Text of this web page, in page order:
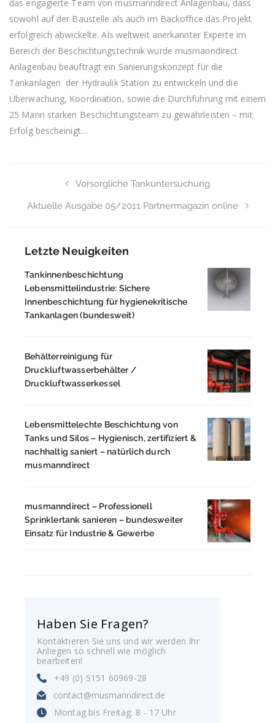
das engagierte Team von musmanndirect Anlagenbau, dass
sowohl auf der Baustelle als auch im Backoffice das Projekt
erfolgreich abwickelte. Als weltweit anerkannter Experte im
Bereich der Beschichtungstechnik wurde musmanndirect
Anlagenbau beauftragt ein Sanierungskonzept für die
Tankanlagen der Hydraulik Station zu entwickeln und die
Überwachung, Koordination, sowie die Durchführung mit einem
25 Mann starken Beschichtungsteam zu gewährleisten – mit
Erfolg bescheinigt…
Vorsorgliche Tankuntersuchung
Aktuelle Ausgabe 05/2011 Partnermagazin online
Letzte Neuigkeiten
Tankinnenbeschichtung
Lebensmittelindustrie: Sichere
Innenbeschichtung für hygienekritische
Tankanlagen (bundesweit)
Behälterreinigung für
Druckluftwasserbehälter /
Druckluftwasserkessel
Lebensmittelechte Beschichtung von
Tanks und Silos – Hygienisch, zertifiziert &
nachhaltig saniert – natürlich durch
musmanndirect
musmanndirect – Professionell
Sprinklertank sanieren – bundesweiter
Einsatz für Industrie & Gewerbe
Haben Sie Fragen?
Kontaktieren Sie uns und wir werden Ihr
Anliegen so schnell wie möglich
bearbeiten!
+49 (0) 5151 60969-28
contact@musmanndirect.de
Montag bis Freitag: 8 - 17 Uhr